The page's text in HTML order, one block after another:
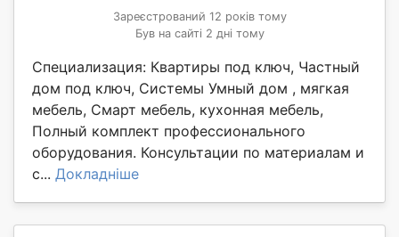
Зареєстрований 12 років тому
Був на сайті 2 дні тому
Специализация: Квартиры под ключ, Частный
дом под ключ, Системы Умный дом , мягкая
мебель, Смарт мебель, кухонная мебель,
Полный комплект профессионального
оборудования. Консультации по материалам и
с... Докладніше